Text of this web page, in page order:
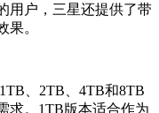
用户，三星还提供了带
果。
、2TB、4TB和8TB
求。1TB版本适合作为